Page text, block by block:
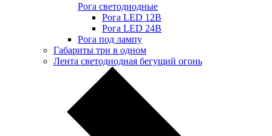
Рога светодиодные
Рога LED 12В
Рога LED 24В
Рога под лампу
Габариты три в одном
Лента светодиодная бегущий огонь